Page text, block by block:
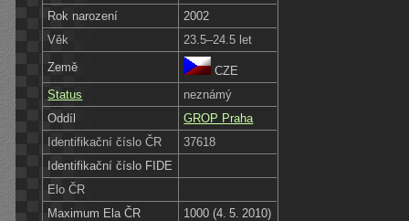
Rok narození
2002
Věk
23.5–24.5 let
Země
CZE
Status
neznámý
Oddíl
GROP Praha
Identifikační číslo ČR
37618
Identifikační číslo FIDE
Elo ČR
Maximum Ela ČR
1000 (4. 5. 2010)